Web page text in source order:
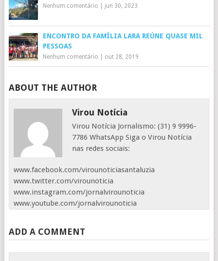
Nenhum comentário jun 30, 2023
ENCONTRO DA FAMÍLIA LARA REÚNE QUASE MIL
PESSOAS
Nenhum comentário out 28, 2019
ABOUT THE AUTHOR
Virou Notícia
Virou Notícia Jornalismo: (31) 9 9996-
7786 WhatsApp Siga o Virou Notícia
nas redes sociais:
www.facebook.com/virounoticiasantaluzia
www.twitter.com/virounoticia
www.instagram.com/jornalvirounoticia
www.youtube.com/jornalvirounoticia
ADD A COMMENT